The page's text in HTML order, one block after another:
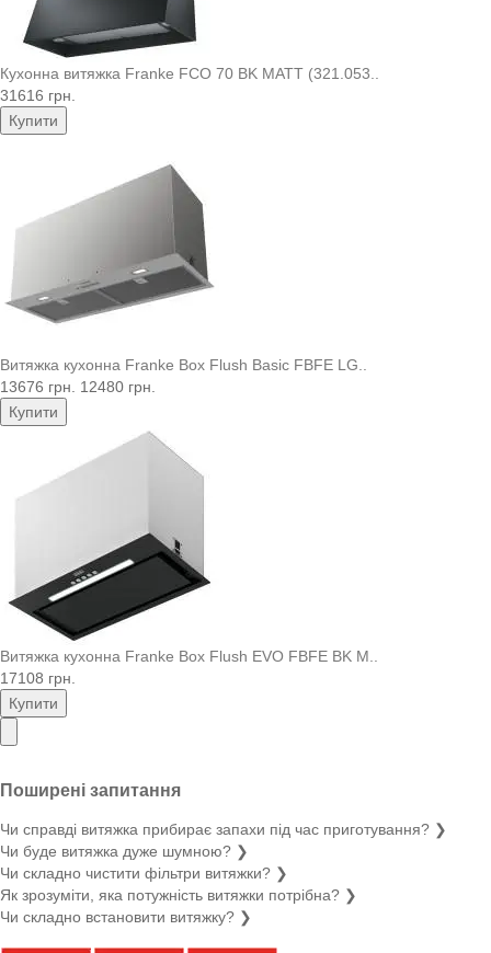
Кухонна витяжка Franke FCO 70 BK MATT (321.053..
31616 грн.
Купити
Витяжка кухонна Franke Box Flush Basic FBFE LG..
13676 грн.
12480 грн.
Купити
Витяжка кухонна Franke Box Flush EVO FBFE BK M..
17108 грн.
Купити
Поширені запитання
Чи справді витяжка прибирає запахи під час приготування? ❯
Чи буде витяжка дуже шумною? ❯
Чи складно чистити фільтри витяжки? ❯
Як зрозуміти, яка потужність витяжки потрібна? ❯
Чи складно встановити витяжку? ❯